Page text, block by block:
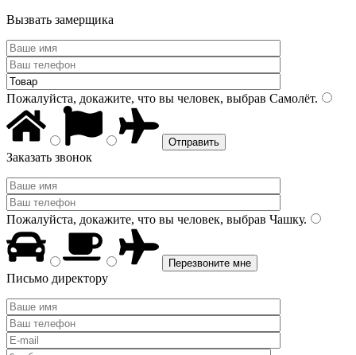
Вызвать замерщика
Пожалуйста, докажите, что вы человек, выбрав Самолёт.
Заказать звонок
Пожалуйста, докажите, что вы человек, выбрав Чашку.
Письмо директору